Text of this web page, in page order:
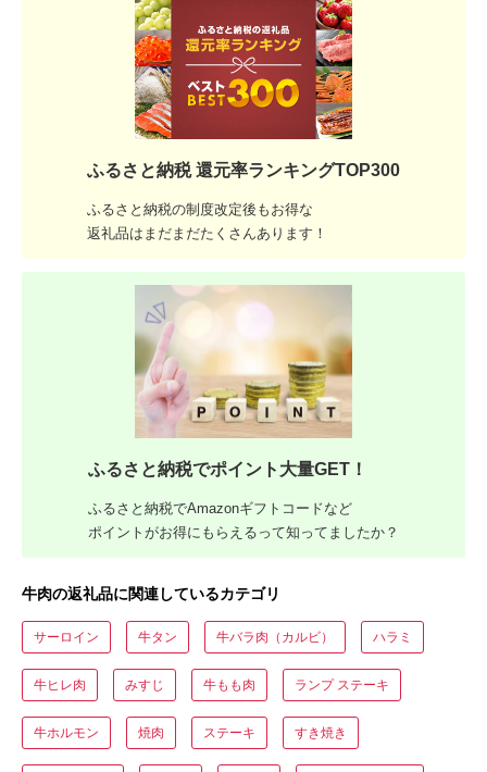
ふるさと納税 還元率ランキングTOP300
ふるさと納税の制度改定後もお得な
返礼品はまだまだたくさんあります！
ふるさと納税でポイント大量GET！
ふるさと納税でAmazonギフトコードなど
ポイントがお得にもらえるって知ってましたか？
牛肉の返礼品に関連しているカテゴリ
サーロイン 牛タン 牛バラ肉（カルビ） ハラミ
牛ヒレ肉 みすじ 牛もも肉 ランプ ステーキ
牛ホルモン 焼肉 ステーキ すき焼き